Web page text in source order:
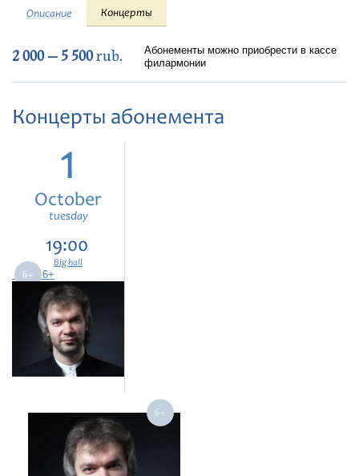
Festivals
Описание Концерты
2 000 — 5 500rub.
Абонементы можно приобрести в кассе
филармонии
Концерты абонемента
1
October
tuesday
19:00
Big hall
6+